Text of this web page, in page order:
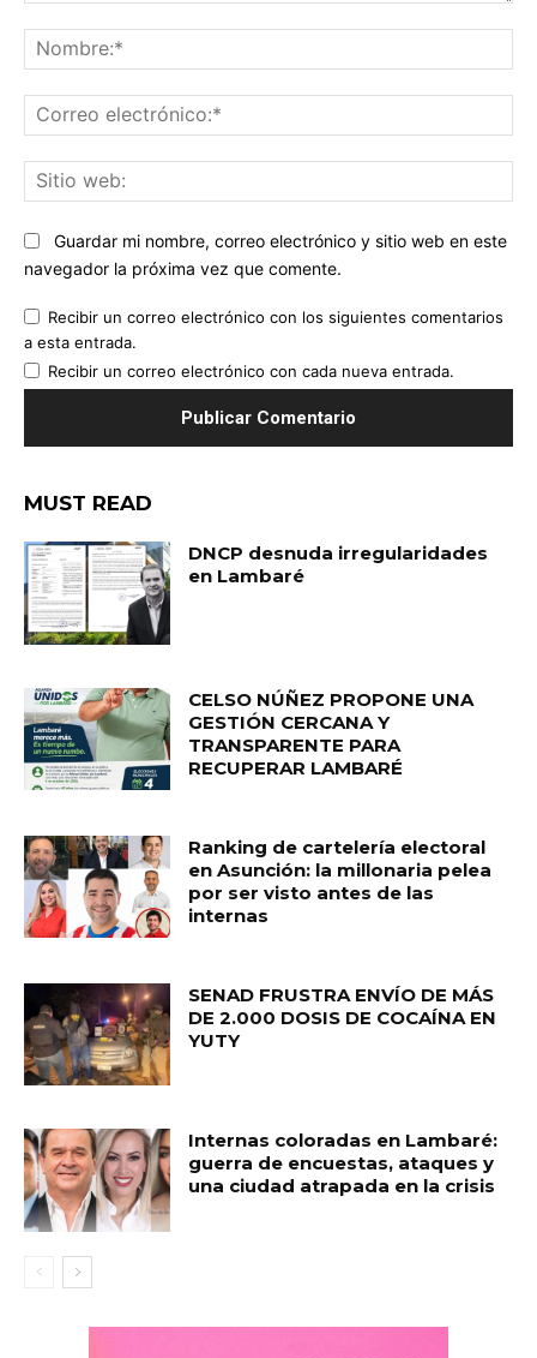
Guardar mi nombre, correo electrónico y sitio web en este
navegador la próxima vez que comente.
Recibir un correo electrónico con los siguientes comentarios
a esta entrada.
Recibir un correo electrónico con cada nueva entrada.
MUST READ
DNCP desnuda irregularidades
en Lambaré
CELSO NÚÑEZ PROPONE UNA
GESTIÓN CERCANA Y
TRANSPARENTE PARA
RECUPERAR LAMBARÉ
Ranking de cartelería electoral
en Asunción: la millonaria pelea
por ser visto antes de las
internas
SENAD FRUSTRA ENVÍO DE MÁS
DE 2.000 DOSIS DE COCAÍNA EN
YUTY
Internas coloradas en Lambaré:
guerra de encuestas, ataques y
una ciudad atrapada en la crisis